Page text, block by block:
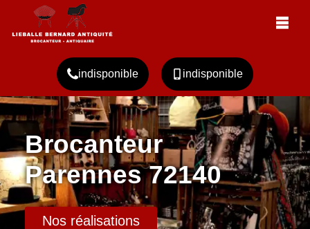
indisponible indisponible
Brocanteur
Parennes 72140
Nos réalisations